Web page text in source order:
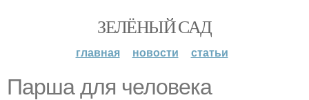
ЗЕЛЁНЫЙ САД
главная новости статьи
Парша для человека